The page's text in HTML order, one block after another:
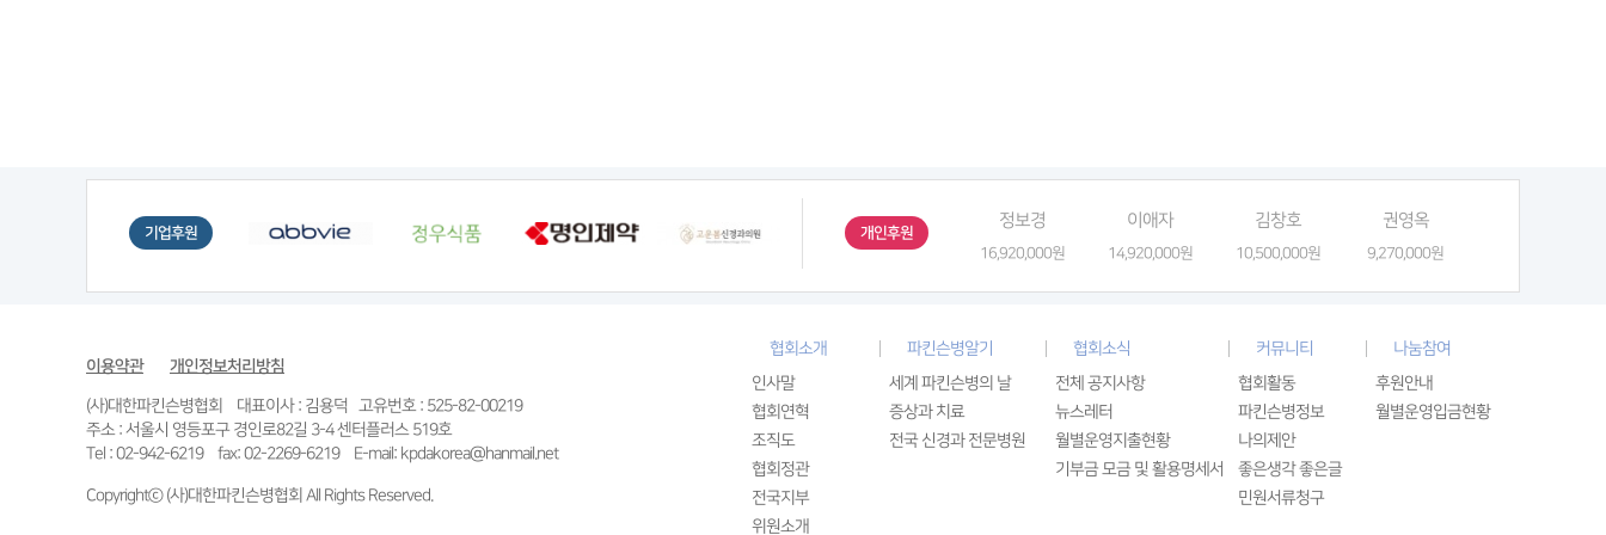
기업후원 개인후원
조*애
30,000원
진*혁 김용덕
20,290,088원
정보경
16,920,000원
이애자
14,920,000원
김창호
10,500,000원
권영옥
9,270,000원
이용약관 개인정보처리방침
(사)대한파킨슨병협회 대표이사 : 김용덕 고유번호 : 525-82-00219
주소 : 서울시 영등포구 경인로82길 3-4 센터플러스 519호
Tel : 02-942-6219 fax: 02-2269-6219 E-mail: kpdakorea@hanmail.net
Copyrightⓒ (사)대한파킨슨병협회 All Rights Reserved.
협회소개
인사말
협회연혁
조직도
협회정관
전국지부
위원소개
파킨슨병알기
세계 파킨슨병의 날
증상과 치료
전국 신경과 전문병원
협회소식
전체 공지사항
뉴스레터
월별운영지출현황
기부금 모금 및 활용명세서
커뮤니티
협회활동
파킨슨병정보
나의제안
좋은생각 좋은글
민원서류청구
나눔참여
후원안내
월별운영입금현황